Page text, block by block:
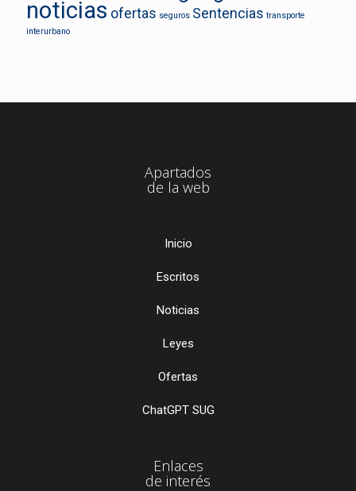
noticias ofertas seguros Sentencias transporte
interurbano
Apartados
de la web
Inicio
Escritos
Noticias
Leyes
Ofertas
ChatGPT SUG
Enlaces
de interés